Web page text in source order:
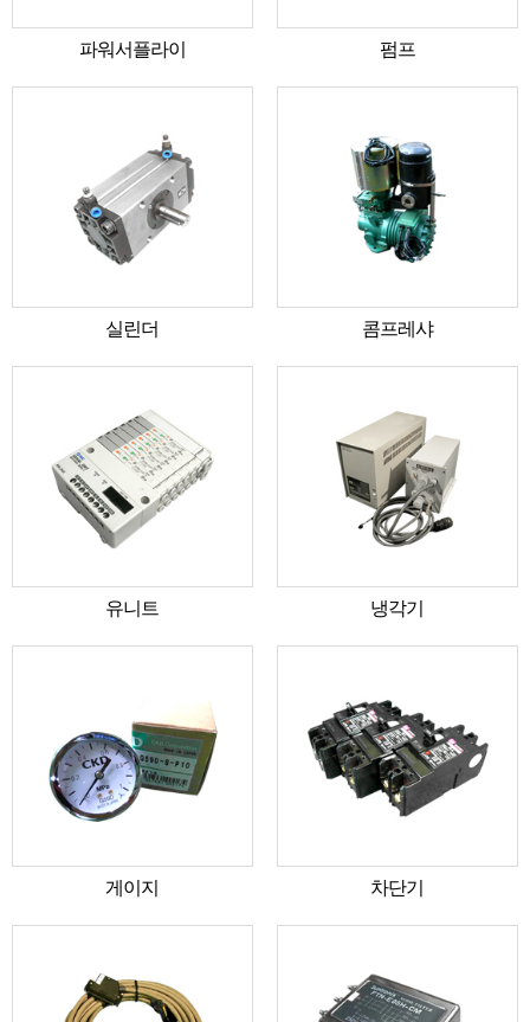
파워서플라이 펌프
실린더 콤프레샤
유니트 냉각기
게이지 차단기